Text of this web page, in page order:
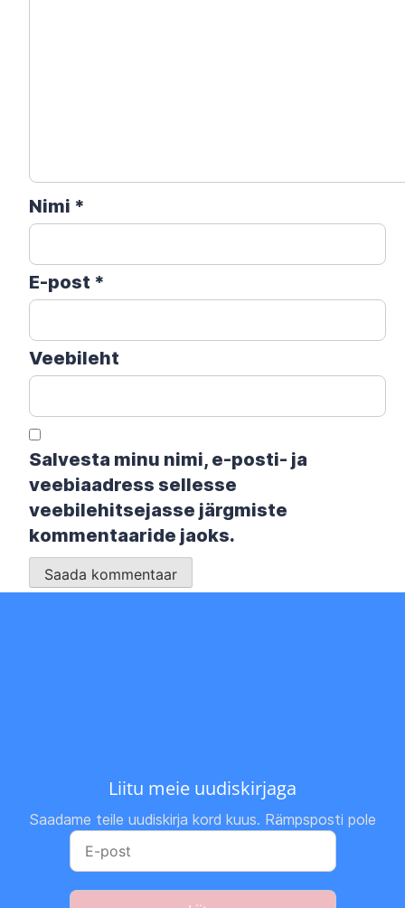
Nimi *
E-post *
Veebileht
Salvesta minu nimi, e-posti- ja
veebiaadress sellesse
veebilehitsejasse järgmiste
kommentaaride jaoks.
Liitu meie uudiskirjaga
Saadame teile uudiskirja kord kuus. Rämpsposti pole